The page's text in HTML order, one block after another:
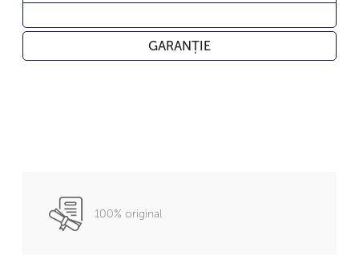
GARANȚIE
100% original